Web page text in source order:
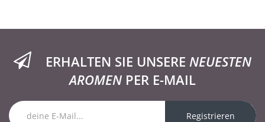
ERHALTEN SIE UNSERE NEUESTEN
AROMEN PER E-MAIL
Registrieren